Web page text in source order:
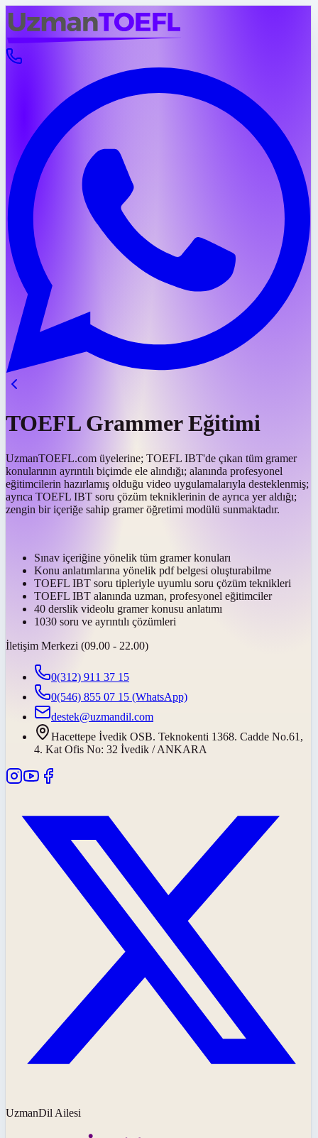
TOEFL Grammer Eğitimi
UzmanTOEFL.com üyelerine; TOEFL IBT'de çıkan tüm gramer
konularının ayrıntılı biçimde ele alındığı; alanında profesyonel
eğitimcilerin hazırlamış olduğu video uygulamalarıyla desteklenmiş;
ayrıca TOEFL IBT soru çözüm tekniklerinin de ayrıca yer aldığı;
zengin bir içeriğe sahip gramer öğretimi modülü sunmaktadır.
Sınav içeriğine yönelik tüm gramer konuları
Konu anlatımlarına yönelik pdf belgesi oluşturabilme
TOEFL IBT soru tipleriyle uyumlu soru çözüm teknikleri
TOEFL IBT alanında uzman, profesyonel eğitimciler
40 derslik videolu gramer konusu anlatımı
1030 soru ve ayrıntılı çözümleri
İletişim Merkezi (09.00 - 22.00)
0(312) 911 37 15
0(546) 855 07 15 (WhatsApp)
destek@uzmandil.com
Hacettepe İvedik OSB. Teknokenti 1368. Cadde No.61,
4. Kat Ofis No: 32 İvedik / ANKARA
UzmanDil Ailesi